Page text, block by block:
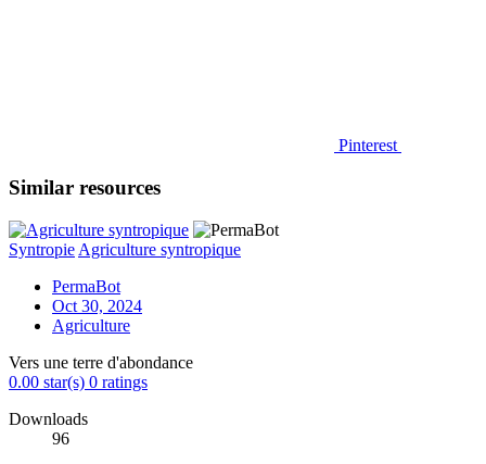
Pinterest
Similar resources
Syntropie Agriculture syntropique
PermaBot
Oct 30, 2024
Agriculture
Vers une terre d'abondance
0.00 star(s) 0 ratings
Downloads
96